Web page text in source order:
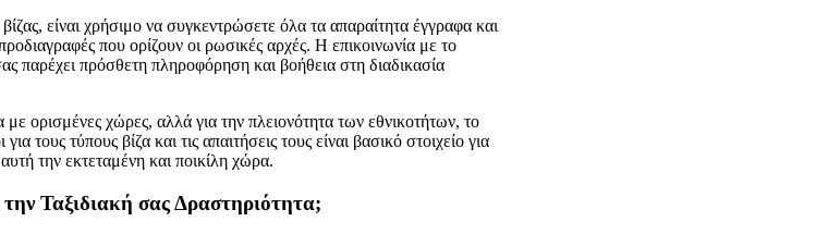
είναι χρήσιμο να συγκεντρώσετε όλα τα απαραίτητα έγγραφα και
που ορίζουν οι ρωσικές αρχές. Η επικοινωνία με το
παρέχει πρόσθετη πληροφόρηση και βοήθεια στη διαδικασία
ορισμένες χώρες, αλλά για την πλειονότητα των εθνικοτήτων, το
τους τύπους βίζα και τις απαιτήσεις τους είναι βασικό στοιχείο για
την εκτεταμένη και ποικίλη χώρα.
Ταξιδιακή σας Δραστηριότητα;